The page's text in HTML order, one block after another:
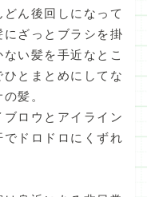
ん後回しになって
ざっとブラシを掛
い髪を手近なとこ
とまとめにしてな
髪。
ロウとアイライン
ドロドロにくずれ